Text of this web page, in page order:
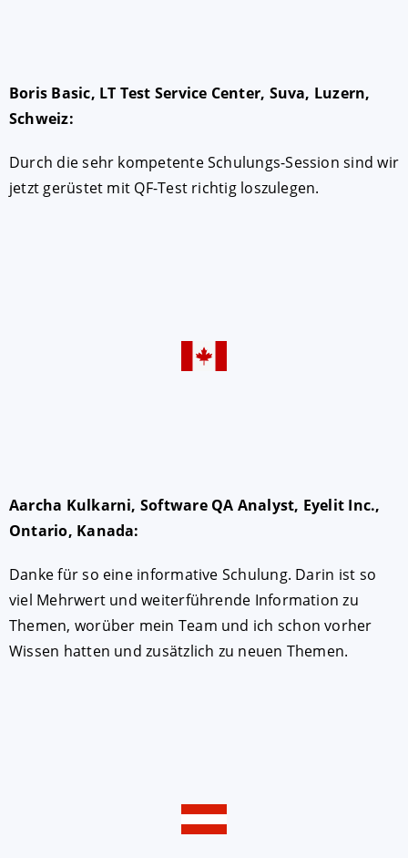
Boris Basic, LT Test Service Center, Suva, Luzern,
Schweiz:
Durch die sehr kompetente Schulungs-Session sind wir
jetzt gerüstet mit QF-Test richtig loszulegen.
Aarcha Kulkarni, Software QA Analyst, Eyelit Inc.,
Ontario, Kanada:
Danke für so eine informative Schulung. Darin ist so
viel Mehrwert und weiterführende Information zu
Themen, worüber mein Team und ich schon vorher
Wissen hatten und zusätzlich zu neuen Themen.